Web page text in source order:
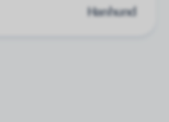
Hanhund